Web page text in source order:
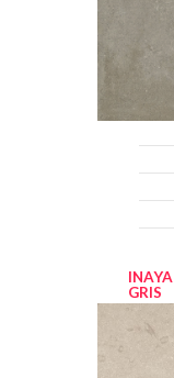
INAYA
GRIS